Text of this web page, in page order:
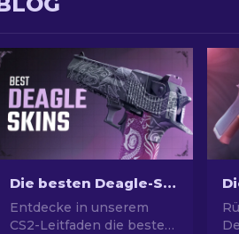
Die besten Deagle-Skins in CS2 [2026]
Entdecke in unserem
CS2-Leitfaden die besten